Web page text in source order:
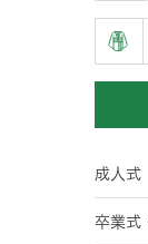
成人式
卒業式